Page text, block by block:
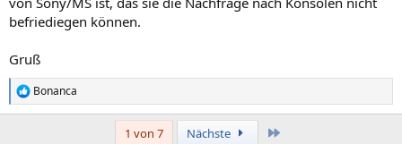
befriediegen können.
Gruß
R
e
Bonanca
1 von 7 Nächste